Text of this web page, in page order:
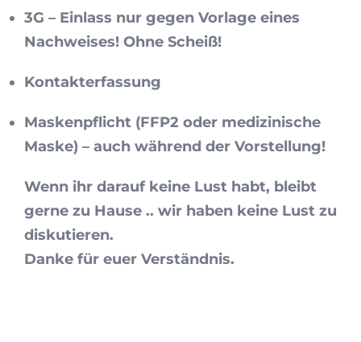
3G – Einlass nur gegen Vorlage eines
Nachweises! Ohne Scheiß!
Kontakterfassung
Maskenpflicht (FFP2 oder medizinische
Maske) – auch während der Vorstellung!
Wenn ihr darauf keine Lust habt, bleibt
gerne zu Hause .. wir haben keine Lust zu
diskutieren.
Danke für euer Verständnis.